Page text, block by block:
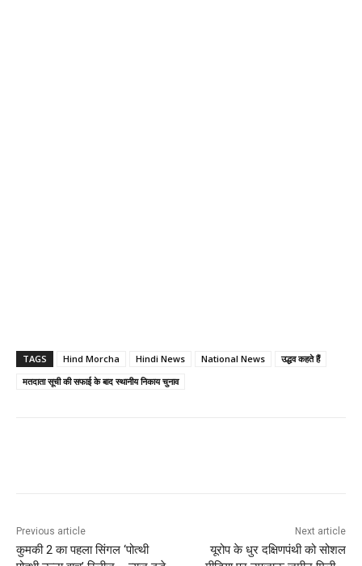
TAGS Hind Morcha Hindi News National News
उद्धव कहते हैं
मतदाता सूची की सफाई के बाद स्थानीय निकाय चुनाव
Previous article
कुमकी 2 का पहला सिंगल ‘पोत्थी
Next article
यूरोप के धुर दक्षिणपंथी को सोशल